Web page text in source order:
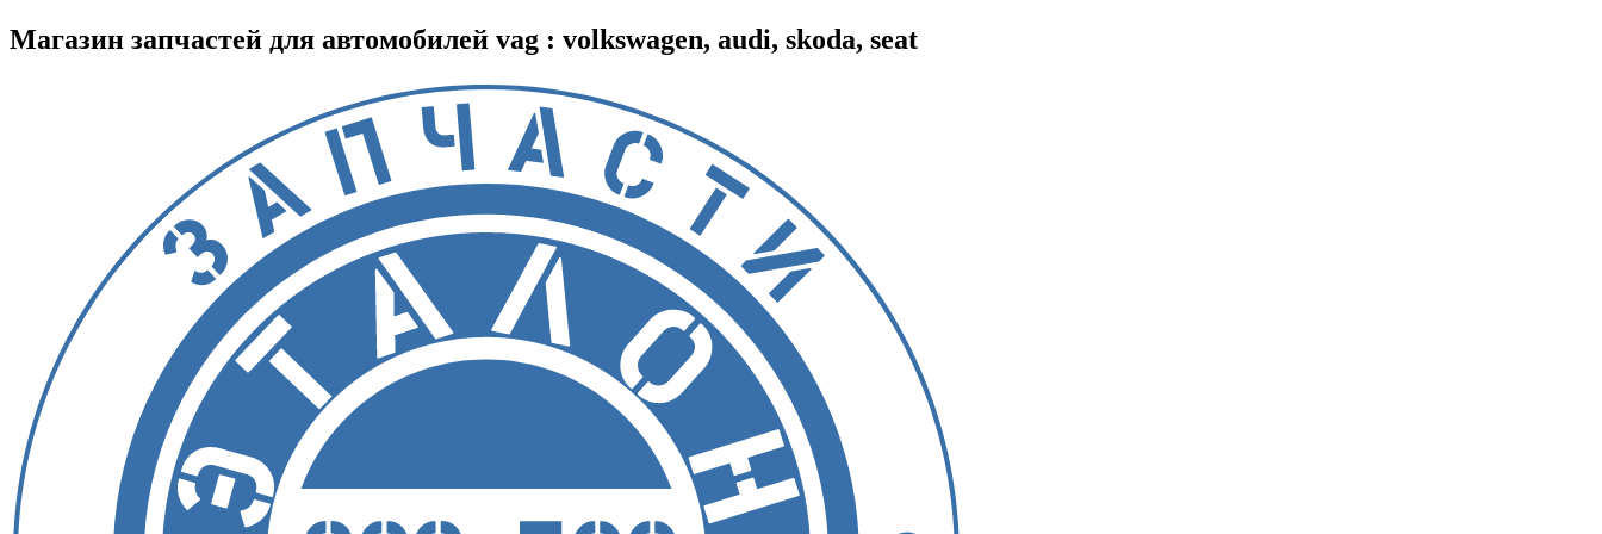
Магазин запчастей для автомобилей vag : volkswagen, audi, skoda, seat